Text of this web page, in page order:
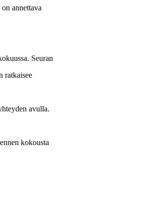
annettava
Seuran
ratkaisee
avulla.
kokousta